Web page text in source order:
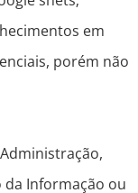
em
porém não
da Informação ou